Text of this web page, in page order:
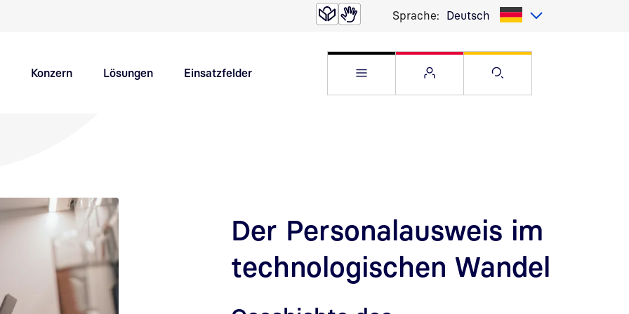
Sprache: Deutsch
Konzern Lösungen Einsatzfelder Websitemenü öffnenService Menü öffnen
Suche öffnen
Der Personalausweis im
technologischen Wandel